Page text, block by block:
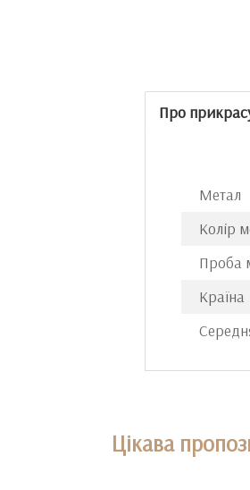
Про
Метал
Колір
Проба
Країна
Цікава